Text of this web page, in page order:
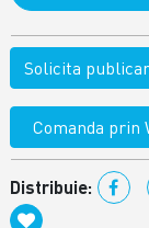
Solicita
Comanda prin
Distribuie: